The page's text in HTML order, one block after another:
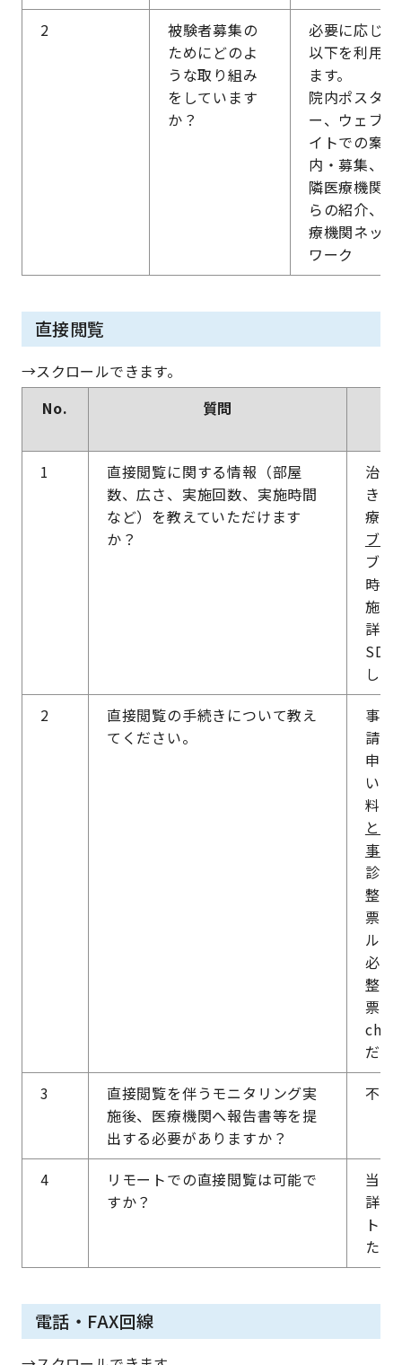
2
被験者募集の
ためにどのよ
うな取り組み
をしています
か？
必要に応じて
以下を利用し
ます。
院内ポスタ
ー、ウェブサ
イトでの案
内・募集、近
隣医療機関か
らの紹介、医
療機関ネット
ワーク
直接閲覧
No. 質問
1
直接閲覧に関する情報（部屋
数、広さ、実施回数、実施時間
など）を教えていただけます
か？
治験
きま
療端
ブー
ブー
時間
施を
詳細
SDV
して
2
直接閲覧の手続きについて教え
てください。
事前
請書
申請
い。
料等
とし
事前
診療
整を
票」
ルで
必須
整を
票」
ださ
3
直接閲覧を伴うモニタリング実
施後、医療機関へ報告書等を提
出する必要がありますか？
不要
4
リモートでの直接閲覧は可能で
すか？
当院
詳細
ト
た。
電話・FAX回線